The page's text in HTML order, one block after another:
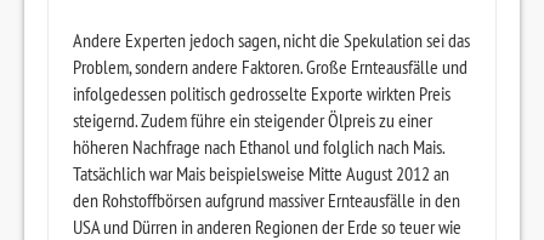
Andere Experten jedoch sagen, nicht die Spekulation sei das
Problem, sondern andere Faktoren. Große Ernteausfälle und
infolgedessen politisch gedrosselte Exporte wirkten Preis
steigernd. Zudem führe ein steigender Ölpreis zu einer
höheren Nachfrage nach Ethanol und folglich nach Mais.
Tatsächlich war Mais beispielsweise Mitte August 2012 an
den Rohstoffbörsen aufgrund massiver Ernteausfälle in den
USA und Dürren in anderen Regionen der Erde so teuer wie